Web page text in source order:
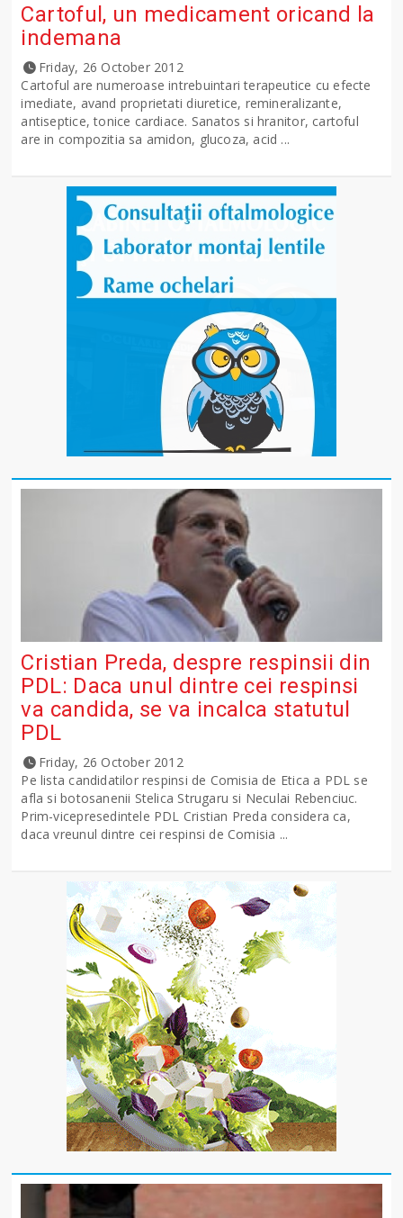
Cartoful, un medicament oricand la
indemana
Friday, 26 October 2012
Cartoful are numeroase intrebuintari terapeutice cu efecte
imediate, avand proprietati diuretice, remineralizante,
antiseptice, tonice cardiace. Sanatos si hranitor, cartoful
are in compozitia sa amidon, glucoza, acid ...
Cristian Preda, despre respinsii din
PDL: Daca unul dintre cei respinsi
va candida, se va incalca statutul
PDL
Friday, 26 October 2012
Pe lista candidatilor respinsi de Comisia de Etica a PDL se
afla si botosanenii Stelica Strugaru si Neculai Rebenciuc.
Prim-vicepresedintele PDL Cristian Preda considera ca,
daca vreunul dintre cei respinsi de Comisia ...